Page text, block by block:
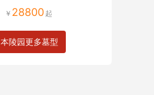
28800
本陵园更多墓型